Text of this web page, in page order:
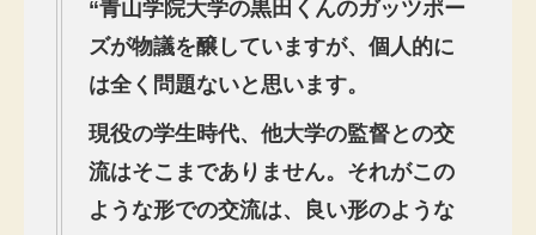
“青山学院大学の黒田くんのガッツポー
ズが物議を醸していますが、個人的に
は全く問題ないと思います。
現役の学生時代、他大学の監督との交
流はそこまでありません。それがこの
ような形での交流は、良い形のような